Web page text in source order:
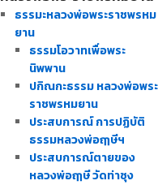
ธรรมะหลวงพ่อพระราชพรหม
ยาน
ธรรมโอวาทเพื่อพระ
นิพพาน
ปกิณกะธรรม หลวงพ่อพระ
ราชพรหมยาน
ประสบการณ์ การปฏิบัติ
ธรรมหลวงพ่อฤๅษีฯ
ประสบการณ์ตายของ
หลวงพ่อฤๅษี วัดท่าซุง